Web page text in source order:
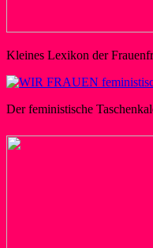
Kleines Lexikon der
Der feministische